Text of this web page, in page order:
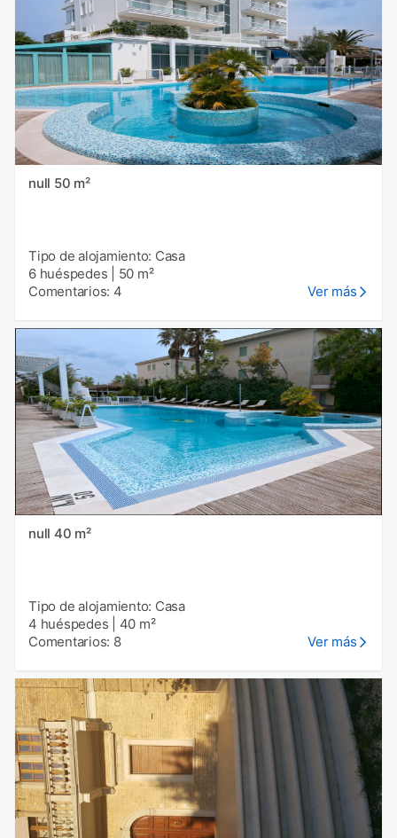
null 50 m²
Tipo de alojamiento: Casa
6 huéspedes
50 m²
Comentarios: 4
Ver más
null 40 m²
Tipo de alojamiento: Casa
4 huéspedes
40 m²
Comentarios: 8
Ver más